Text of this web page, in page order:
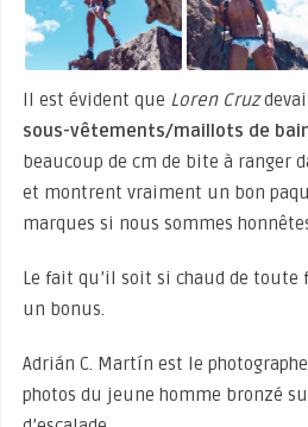
Il est évident que Loren Cruz
sous-vêtements/maillots de
beaucoup de cm de bite à ranger
et montrent vraiment un bon
marques si nous sommes
Le fait qu’il soit si chaud de
un bonus.
Adrián C. Martín est le
photos du jeune homme bronzé